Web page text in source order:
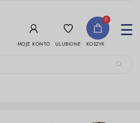
MOJE KONTO ULUBIONE
0
KOSZYK
☰